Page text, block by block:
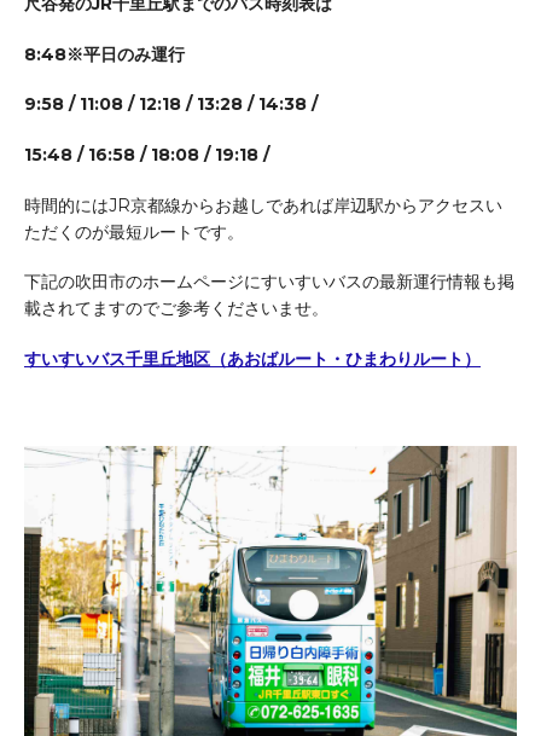
8:48※平日のみ運行
9:58 / 11:08 / 12:18 / 13:28 / 14:38 /
15:48 / 16:58 / 18:08 / 19:18 /
時間的にはJR京都線からお越しであれば岸辺駅からアクセスい
ただくのが最短ルートです。
下記の吹田市のホームページにすいすいバスの最新運行情報も掲
載されてますのでご参考くださいませ。
すいすいバス千里丘地区（あおばルート・ひまわりルート）